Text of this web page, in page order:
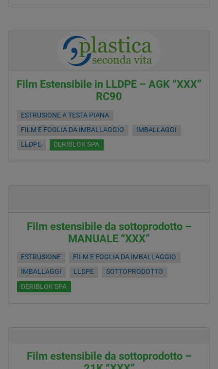
Film Estensibile in LLDPE – AGK “XXX”
RC90
ESTRUSIONE A TESTA PIANA
FILM E FOGLIA DA IMBALLAGGIO
IMBALLAGGI
LLDPE
DERIBLOK SPA
Film estensibile da sottoprodotto –
MANUALE “XXX”
ESTRUSIONE
FILM E FOGLIA DA IMBALLAGGIO
IMBALLAGGI
LLDPE
SOTTOPRODOTTO
DERIBLOK SPA
Film estensibile da sottoprodotto –